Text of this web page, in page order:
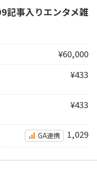
記事入りエンタメ雑
¥60,000
¥433
¥433
GA連携 1,029